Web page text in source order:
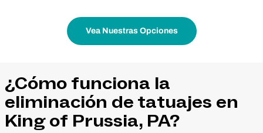
Vea Nuestras Opciones
¿Cómo funciona la
eliminación de tatuajes en
King of Prussia, PA?